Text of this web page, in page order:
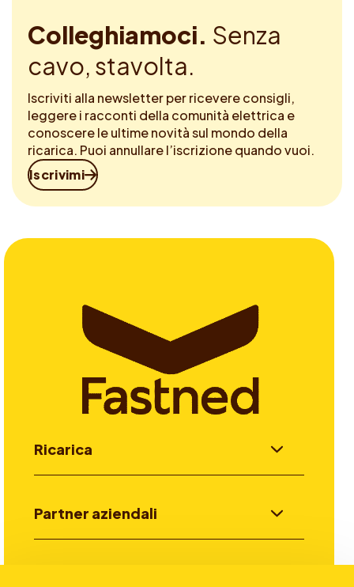
Colleghiamoci. Senza
cavo, stavolta.
Iscriviti alla newsletter per ricevere consigli,
leggere i racconti della comunità elettrica e
conoscere le ultime novità sul mondo della
ricarica. Puoi annullare l’iscrizione quando vuoi.
Iscrivimi
Ricarica
Partner aziendali